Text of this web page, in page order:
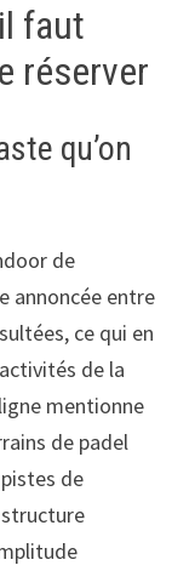
faut
réserver
qu’on
de
annoncée entre
ce qui en
de la
mentionne
de padel
de